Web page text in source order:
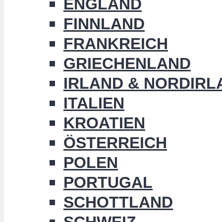
ENGLAND
FINNLAND
FRANKREICH
GRIECHENLAND
IRLAND &
ITALIEN
KROATIEN
ÖSTERREICH
POLEN
PORTUGAL
SCHOTTLAND